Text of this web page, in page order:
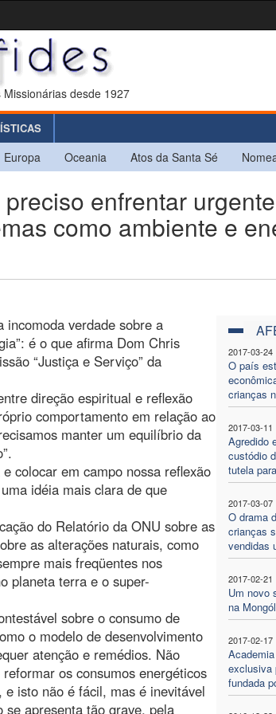
desde 1927
Europa Oceania Atos da Santa Sé
enfrentar
como ambiente e
2017-03-24
O país
crianças
2017-03-11
Agredido
custódio
tutela
2017-03-07
O drama
crianças
vendidas
2017-02-21
Um novo
na
2017-02-17
exclusiva
fundada
incomoda verdade sobre a
é o que afirma Dom Chris
“Justiça e Serviço” da
direção espiritual e reflexão
comportamento em relação ao
manter um equilíbrio da
colocar em campo nossa reflexão
idéia mais clara de que
do Relatório da ONU sobre as
as alterações naturais, como
mais freqüentes nos
planeta terra e o super-
sobre o consumo de
o modelo de desenvolvimento
atenção e remédios. Não
os consumos energéticos
isto não é fácil, mas é inevitável
se apresenta tão grave, pela